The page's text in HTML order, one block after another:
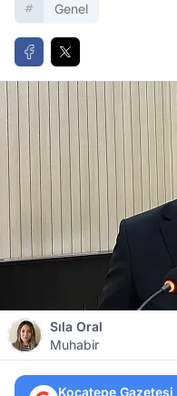
Genel
Sıla Oral
Muhabir
Kocatepe Gazetesi